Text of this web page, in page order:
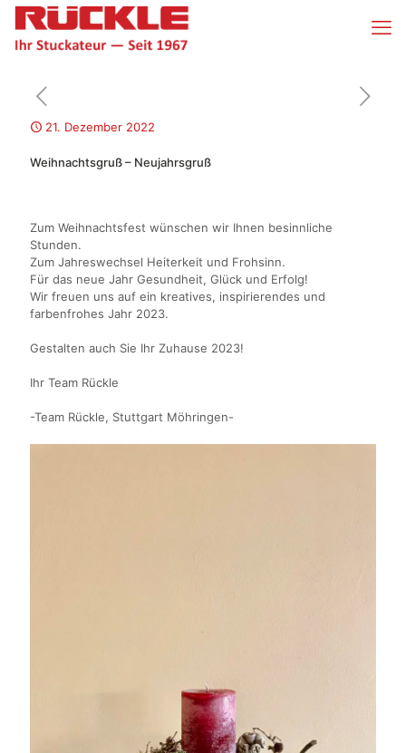
21. Dezember 2022
Weihnachtsgruß – Neujahrsgruß
Zum Weihnachtsfest wünschen wir Ihnen besinnliche
Stunden.
Zum Jahreswechsel Heiterkeit und Frohsinn.
Für das neue Jahr Gesundheit, Glück und Erfolg!
Wir freuen uns auf ein kreatives, inspirierendes und
farbenfrohes Jahr 2023.
Gestalten auch Sie Ihr Zuhause 2023!
Ihr Team Rückle
-Team Rückle, Stuttgart Möhringen-